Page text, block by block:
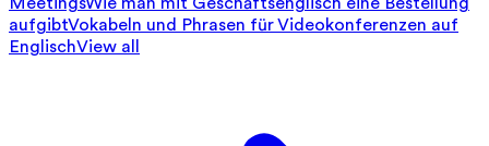
aufgibtVokabeln und Phrasen für Videokonferenzen auf
EnglischView all